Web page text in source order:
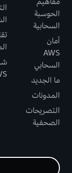
الحوسبة
السحابية
أمان
AWS
السحابي
ما الجديد
المدونات
التصريحات
الصحفية